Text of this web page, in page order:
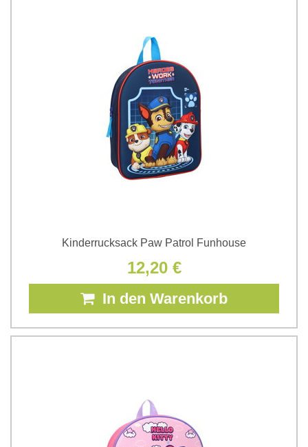
Kinderrucksack Paw Patrol Funhouse
12,20 €
In den Warenkorb